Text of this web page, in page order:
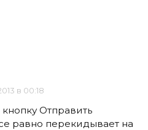
в 00:18
Отправить
равно перекидывает на